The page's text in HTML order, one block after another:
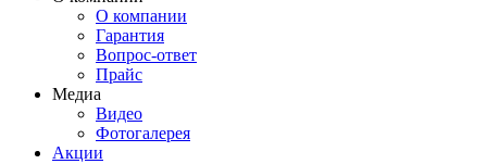
О компании
Гарантия
Вопрос-ответ
Прайс
Медиа
Видео
Фотогалерея
Акции